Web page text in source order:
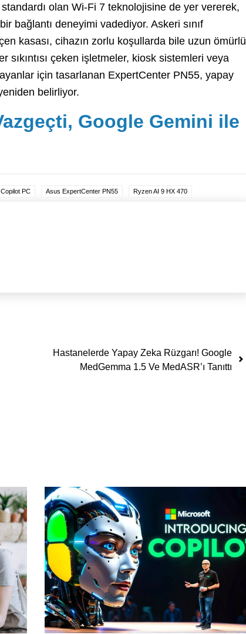
olan Wi-Fi 7 teknolojisine de yer vererek,
bağlantı deneyimi vadediyor. Askeri sınıf
kasası, cihazın zorlu koşullarda bile uzun ömürlü
sıkıntısı çeken işletmeler, kiosk sistemleri veya
için tasarlanan ExpertCenter PN55, yapay
belirliyor.
Google Gemini ile
PC Asus ExpertCenter PN55 Ryzen AI 9 HX 470
Hastanelerde Yapay Zeka Rüzgarı! Google
MedGemma 1.5 Ve MedASR’ı Tanıttı